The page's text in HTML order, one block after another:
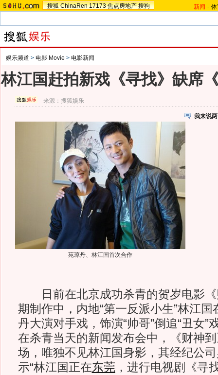
搜狐 ChinaRen 17173 焦点房地产 搜狗 新闻 -
娱乐频道 > 电影 Movie > 电影新闻
林江国赶拍新戏《寻找》缺席
来源：搜狐娱乐
我来说
苑琼丹、林江国首次合作
日前在北京成功杀青的贺岁电影《
期制作中，内地“第一反派小生”林江
丹大演对手戏，饰演“帅哥”倒追“丑女”
在杀青当天的新闻发布会中，《财神
场，唯独不见林江国身影，其经纪公
示“林江国正在东莞，进行电视剧《寻